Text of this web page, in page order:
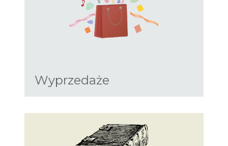
Wyprzedaże